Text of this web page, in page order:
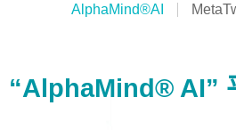
AlphaMind®AI
“AlphaMind® AI”